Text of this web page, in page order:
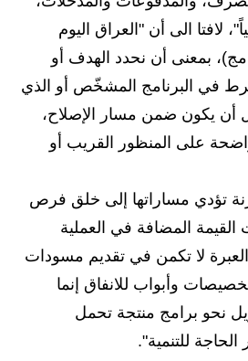
المرحلة المتوسطة
المرحلة الاعدادية
كتب مدرسية
المرحلة الابتدائية
المرحلة المتوسطة
المرحلة الاعدادية
ملازم دراسية
المرحلة الابتدائية
لافتا الى أن "العراق اليوم
بمعنى أن نحدد الهدف أو
في البرنامج المشخّص أو الذي
أن يكون ضمن مسار الإصلاح،
على المنظور القريب أو
تؤدي مساراتها إلى خلق فرص
القيمة المضافة في العملية
العبرة لا تكمن في تقديم مسودات
وأبواب للانفاق إنما
نحو برامج منتجة تحمل
للتنمية".